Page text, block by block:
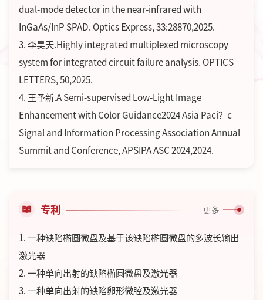
dual-mode detector in the near-infrared with
InGaAs/InP SPAD. Optics Express, 33:28870,2025.
3. 李昊天.Highly integrated multiplexed microscopy
system for integrated circuit failure analysis. OPTICS
LETTERS, 50,2025.
4. 王予新.A Semi-supervised Low-Light Image
Enhancement with Color Guidance2024 Asia Paci？c
Signal and Information Processing Association Annual
Summit and Conference, APSIPA ASC 2024,2024.
专利 更多
1. 一种缺陷椭圆微盘及基于该缺陷椭圆微盘的多波长输出
激光器
2. 一种单向出射的缺陷椭圆微盘及激光器
3. 一种单向出射的缺陷卵形微腔及激光器